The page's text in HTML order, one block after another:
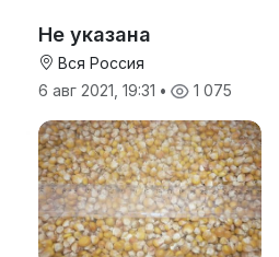
Не указана
Вся Россия
6 авг 2021, 19:31 • 1 075